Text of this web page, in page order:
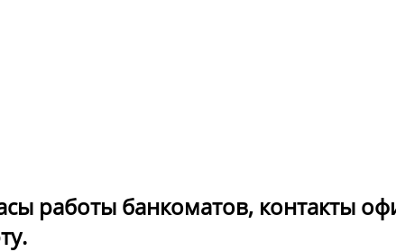
работы банкоматов, контакты